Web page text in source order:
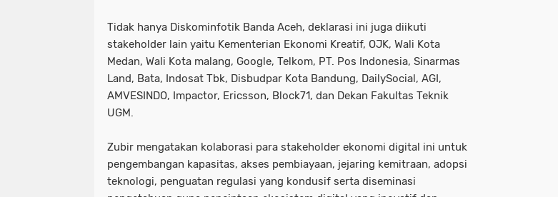
Tidak hanya Diskominfotik Banda Aceh, deklarasi ini juga diikuti
stakeholder lain yaitu Kementerian Ekonomi Kreatif, OJK, Wali Kota
Medan, Wali Kota malang, Google, Telkom, PT. Pos Indonesia, Sinarmas
Land, Bata, Indosat Tbk, Disbudpar Kota Bandung, DailySocial, AGI,
AMVESINDO, Impactor, Ericsson, Block71, dan Dekan Fakultas Teknik
UGM.
Zubir mengatakan kolaborasi para stakeholder ekonomi digital ini untuk
pengembangan kapasitas, akses pembiayaan, jejaring kemitraan, adopsi
teknologi, penguatan regulasi yang kondusif serta diseminasi